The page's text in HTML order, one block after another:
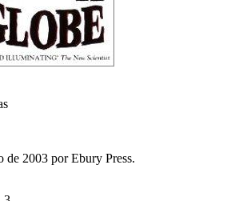
de 2003 por Ebury Press.